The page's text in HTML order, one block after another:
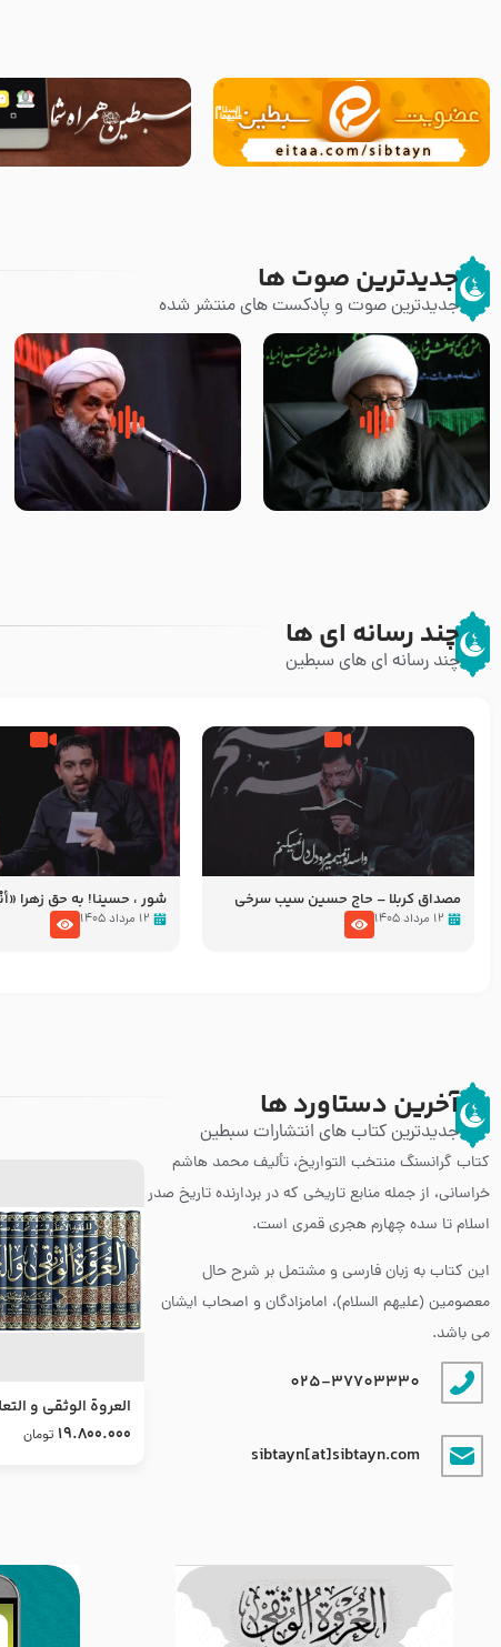
جدیدترین صوت ها
جدیدترین صوت و پادکست های منتشر شده
زوّار اربعین امام حسین (علیه
السلام) با این اشتیاق به زیارت
روضه جانسوز پاره های جگر امام
حسن مجتبی علیه السلام-حجت
چند رسانه ای ها
چند رسانه ای های سبطین
مصداق کربلا – حاج حسین سیب سرخی
۱۲ مرداد ۱۴۰۵
شور ، حسینا! به‌ حق زهرا
عزاداری شب هفتم ماه محرّم 1405
۱۲ مرداد ۱۴۰۵
آخرین دستاورد ها
جدیدترین کتاب های انتشارات سبطین
کتاب گرانسنگ منتخب التواريخ، تألیف محمد هاشم
خراسانی، از جمله منابع تاریخی که در بردارنده تاریخ صدر
اسلام تا سده چهارم هجری قمری است.
این کتاب به زبان فارسی و مشتمل بر شرح حال
معصومین (علیهم السلام)، امامزادگان و اصحاب ایشان
می باشد.
025-37703330
sibtayn[at]sibtayn.com
العروة الوثقى و
طرح جدید
19.800.000 تومان